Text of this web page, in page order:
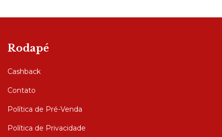
Rodapé
Cashback
Contato
Política de Pré-Venda
Política de Privacidade